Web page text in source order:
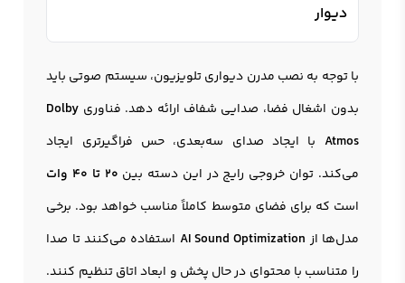
دیوار
با توجه به نصب مدرن دیواری تلویزیون، سیستم صوتی باید
بدون اشغال فضا، صدایی شفاف ارائه دهد. فناوری Dolby
Atmos با ایجاد صدای سه‌بعدی، حس فراگیرتری ایجاد
می‌کند. توان خروجی رایج در این دسته بین 20 تا 40 وات
است که برای فضای متوسط کاملاً مناسب خواهد بود. برخی
مدل‌ها از AI Sound Optimization استفاده می‌کنند تا صدا
را متناسب با محتوای در حال پخش و ابعاد اتاق تنظیم کنند.